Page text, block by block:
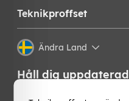
Teknikproffset
Ändra Land
Håll dig uppdaterad
Få de senaste nyheterna,